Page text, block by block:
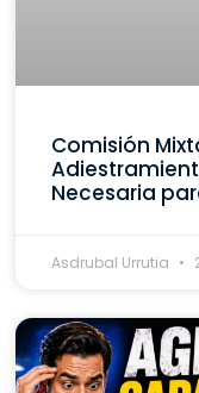
Comisión
Necesaria
Asdrubal Urrutia